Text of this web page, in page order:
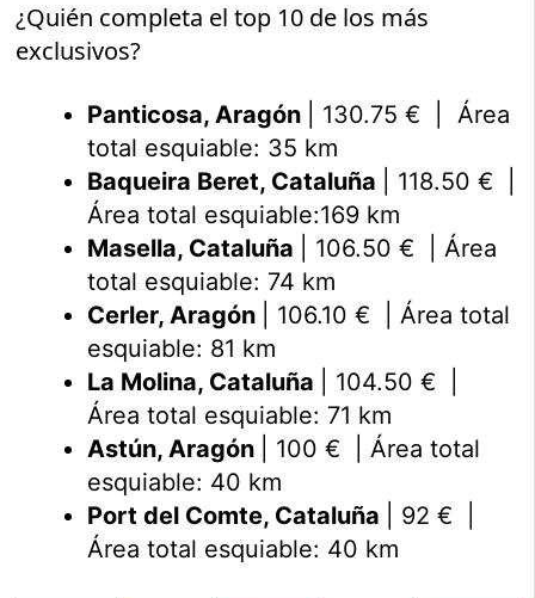
¿Quién completa el top 10 de los más
exclusivos?
Panticosa, Aragón
| 130.75 € | Área
total esquiable: 35 km
Baqueira Beret, Cataluña
| 118.50 € |
Área total esquiable:169 km
Masella, Cataluña
| 106.50 € | Área
total esquiable: 74 km
Cerler, Aragón
| 106.10 € | Área total
esquiable: 81 km
La Molina, Cataluña
| 104.50 € |
Área total esquiable: 71 km
Astún, Aragón
| 100 € | Área total
esquiable: 40 km
Port del Comte, Cataluña
| 92 € |
Área total esquiable: 40 km